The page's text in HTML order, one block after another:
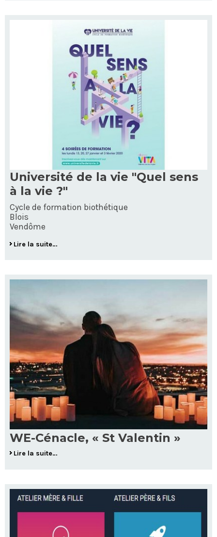
Université de la vie "Quel sens
à la vie ?"
Cycle de formation biothétique
Blois
Vendôme
Lire la suite…
WE-Cénacle, « St Valentin »
Lire la suite…